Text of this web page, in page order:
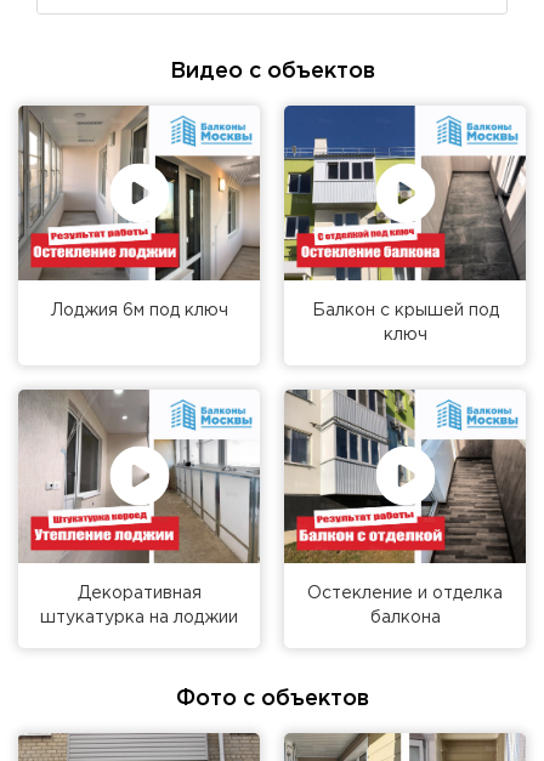
Видео с объектов
Лоджия 6м под ключ
Балкон с крышей под
ключ
Декоративная
штукатурка на лоджии
Остекление и отделка
балкона
Фото с объектов